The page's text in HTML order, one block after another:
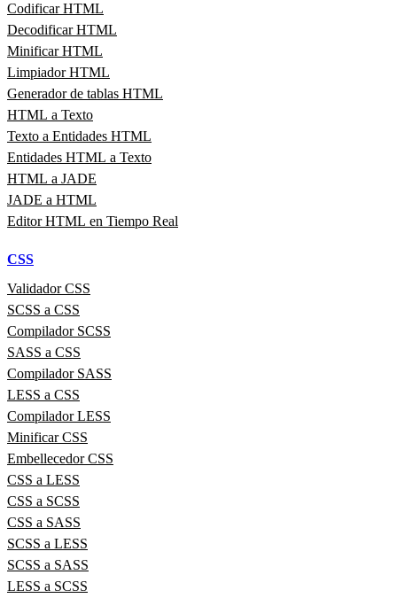
Codificar HTML
Decodificar HTML
Minificar HTML
Limpiador HTML
Generador de tablas HTML
HTML a Texto
Texto a Entidades HTML
Entidades HTML a Texto
HTML a JADE
JADE a HTML
Editor HTML en Tiempo Real
CSS
Validador CSS
SCSS a CSS
Compilador SCSS
SASS a CSS
Compilador SASS
LESS a CSS
Compilador LESS
Minificar CSS
Embellecedor CSS
CSS a LESS
CSS a SCSS
CSS a SASS
SCSS a LESS
SCSS a SASS
LESS a SCSS